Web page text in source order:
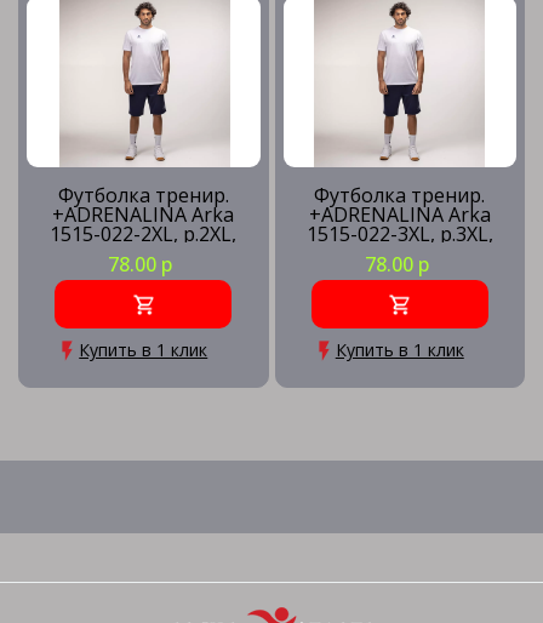
Футболка тренир.
+ADRENALINA Arka
1515-022-2XL, р.2XL,
полиэстер, хлопок,
вискоза, белый
78.00 р
Купить в 1 клик
Футболка тренир.
+ADRENALINA Arka
1515-022-3XL, р.3XL,
полиэстер, хлопок,
вискоза, белый
78.00 р
Купить в 1 клик